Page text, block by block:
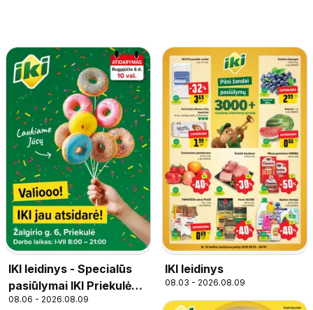
IKI leidinys - Specialūs
pasiūlymai IKI Priekulė
parduotuvės klientams
08.06 - 2026.08.09
IKI leidinys
08.03 - 2026.08.09